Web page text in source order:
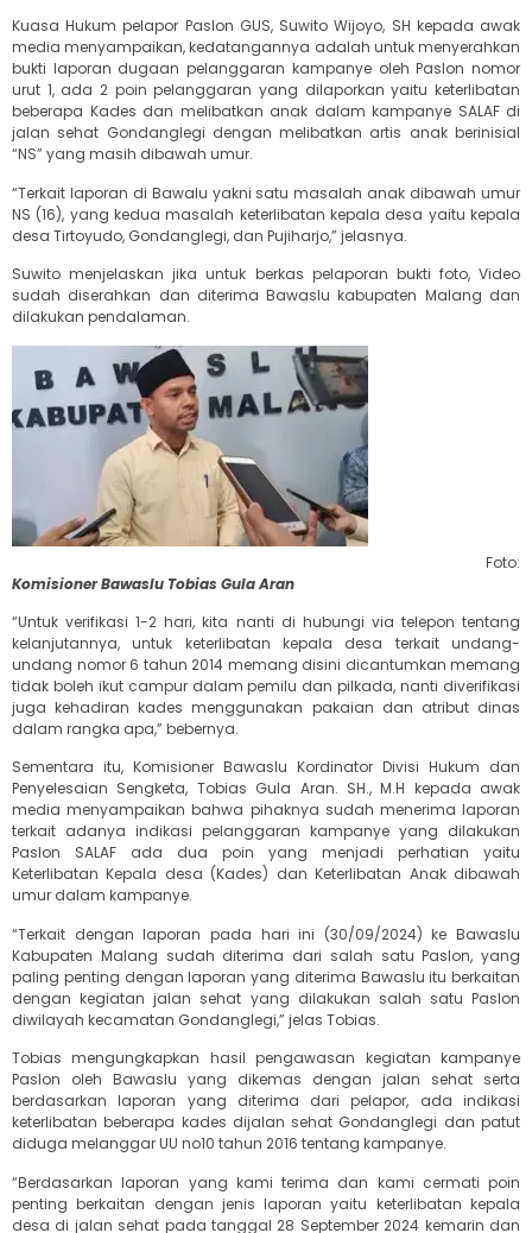
Kuasa Hukum pelapor Paslon GUS, Suwito Wijoyo, SH kepada awak
media menyampaikan, kedatangannya adalah untuk menyerahkan
bukti laporan dugaan pelanggaran kampanye oleh Paslon nomor
urut 1, ada 2 poin pelanggaran yang dilaporkan yaitu keterlibatan
beberapa Kades dan melibatkan anak dalam kampanye SALAF di
jalan sehat Gondanglegi dengan melibatkan artis anak berinisial
“NS” yang masih dibawah umur.
“Terkait laporan di Bawalu yakni satu masalah anak dibawah umur
NS (16), yang kedua masalah keterlibatan kepala desa yaitu kepala
desa Tirtoyudo, Gondanglegi, dan Pujiharjo,” jelasnya.
Suwito menjelaskan jika untuk berkas pelaporan bukti foto, Video
sudah diserahkan dan diterima Bawaslu kabupaten Malang dan
dilakukan pendalaman.
Foto:
Komisioner Bawaslu Tobias Gula Aran
“Untuk verifikasi 1-2 hari, kita nanti di hubungi via telepon tentang
kelanjutannya, untuk keterlibatan kepala desa terkait undang-
undang nomor 6 tahun 2014 memang disini dicantumkan memang
tidak boleh ikut campur dalam pemilu dan pilkada, nanti diverifikasi
juga kehadiran kades menggunakan pakaian dan atribut dinas
dalam rangka apa,” bebernya.
Sementara itu, Komisioner Bawaslu Kordinator Divisi Hukum dan
Penyelesaian Sengketa, Tobias Gula Aran. SH., M.H kepada awak
media menyampaikan bahwa pihaknya sudah menerima laporan
terkait adanya indikasi pelanggaran kampanye yang dilakukan
Paslon SALAF ada dua poin yang menjadi perhatian yaitu
Keterlibatan Kepala desa (Kades) dan Keterlibatan Anak dibawah
umur dalam kampanye.
“Terkait dengan laporan pada hari ini (30/09/2024) ke Bawaslu
Kabupaten Malang sudah diterima dari salah satu Paslon, yang
paling penting dengan laporan yang diterima Bawaslu itu berkaitan
dengan kegiatan jalan sehat yang dilakukan salah satu Paslon
diwilayah kecamatan Gondanglegi,” jelas Tobias.
Tobias mengungkapkan hasil pengawasan kegiatan kampanye
Paslon oleh Bawaslu yang dikemas dengan jalan sehat serta
berdasarkan laporan yang diterima dari pelapor, ada indikasi
keterlibatan beberapa kades dijalan sehat Gondanglegi dan patut
diduga melanggar UU no10 tahun 2016 tentang kampanye.
“Berdasarkan laporan yang kami terima dan kami cermati poin
penting berkaitan dengan jenis laporan yaitu keterlibatan kepala
desa di jalan sehat pada tanggal 28 September 2024 kemarin dan